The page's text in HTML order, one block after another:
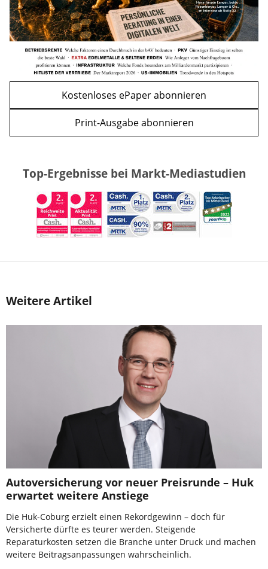
Kostenloses ePaper abonnieren
Print-Ausgabe abonnieren
Top-Ergebnisse bei Markt-Mediastudien
Weitere Artikel
Autoversicherung vor neuer Preisrunde – Huk
erwartet weitere Anstiege
Die Huk-Coburg erzielt einen Rekordgewinn – doch für
Versicherte dürfte es teurer werden. Steigende
Reparaturkosten setzen die Branche unter Druck und machen
weitere Beitragsanpassungen wahrscheinlich.